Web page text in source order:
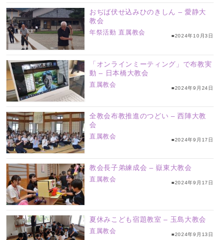
おぢば伏せ込みひのきしん – 愛静大
教会
年祭活動 直属教会 ■2024年10月3日
「オンラインミーティング」で布教実
動 – 日本橋大教会
直属教会
■2024年9月24日
全教会布教推進のつどい – 西陣大教
会
直属教会
■2024年9月17日
教会長子弟練成会 – 嶽東大教会
直属教会
■2024年9月17日
夏休みこども宿題教室 – 玉島大教会
直属教会
■2024年9月13日